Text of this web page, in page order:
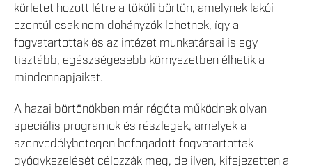
körletet hozott létre a tököli börtön, amelynek lakói
ezentúl csak nem dohányzók lehetnek, így a
fogvatartottak és az intézet munkatársai is egy
tisztább, egészségesebb környezetben élhetik a
mindennapjaikat.
A hazai börtönökben már régóta működnek olyan
speciális programok és részlegek, amelyek a
szenvedélybetegen befogadott fogvatartottak
gyógykezelését célozzák meg, de ilyen, kifejezetten a